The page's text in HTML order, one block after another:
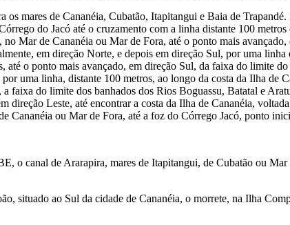
os mares de Cananéia, Cubatão, Itapitangui e Baia de
do Jacó até o cruzamento com a linha distante 100
Mar de Cananéia ou Mar de Fora, até o ponto mais
em direção Norte, e depois em direção Sul, por uma
o ponto mais avançado, em direção Sul, da faixa do limite
uma linha, distante 100 metros, ao longo da costa da Ilha
faixa do limite dos banhados dos Rios Boguassu, Batatal e
direção Leste, até encontrar a costa da Ilha de Cananéia,
Cananéia ou Mar de Fora, até a foz do Córrego Jacó, ponto
canal de Ararapira, mares de Itapitangui, de Cubatão ou
situado ao Sul da cidade de Cananéia, o morrete, na Ilha